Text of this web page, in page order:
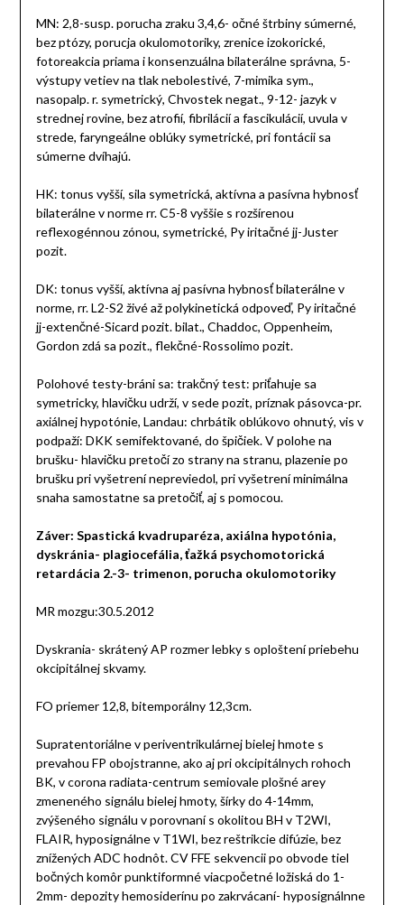
MN: 2,8-susp. porucha zraku 3,4,6- očné štrbiny súmerné,
bez ptózy, porucja okulomotoriky, zrenice izokorické,
fotoreakcia priama i konsenzuálna bilaterálne správna, 5-
výstupy vetiev na tlak nebolestivé, 7-mimika sym.,
nasopalp. r. symetrický, Chvostek negat., 9-12- jazyk v
strednej rovine, bez atrofií, fibrilácií a fascikulácií, uvula v
strede, faryngeálne oblúky symetrické, pri fontácii sa
súmerne dvíhajú.
HK: tonus vyšší, sila symetrická, aktívna a pasívna hybnosť
bilaterálne v norme rr. C5-8 vyššie s rozšírenou
reflexogénnou zónou, symetrické, Py iritačné jj-Juster
pozit.
DK: tonus vyšší, aktívna aj pasívna hybnosť bilaterálne v
norme, rr. L2-S2 živé až polykinetická odpoveď, Py iritačné
jj-extenčné-Sicard pozit. bilat., Chaddoc, Oppenheim,
Gordon zdá sa pozit., flekčné-Rossolimo pozit.
Polohové testy-bráni sa: trakčný test: priťahuje sa
symetricky, hlavičku udrží, v sede pozit, príznak pásovca-pr.
axiálnej hypotónie, Landau: chrbátik oblúkovo ohnutý, vis v
podpaží: DKK semifektované, do špičiek. V polohe na
brušku- hlavičku pretočí zo strany na stranu, plazenie po
brušku pri vyšetrení nepreviedol, pri vyšetrení minimálna
snaha samostatne sa pretočiť, aj s pomocou.
Záver: Spastická kvadruparéza, axiálna hypotónia,
dyskránia- plagiocefália, ťažká psychomotorická
retardácia 2.-3- trimenon, porucha okulomotoriky
MR mozgu:30.5.2012
Dyskrania- skrátený AP rozmer lebky s oploštení priebehu
okcipitálnej skvamy.
FO priemer 12,8, bitemporálny 12,3cm.
Supratentoriálne v periventrikulárnej bielej hmote s
prevahou FP obojstranne, ako aj pri okcipitálnych rohoch
BK, v corona radiata-centrum semiovale plošné arey
zmeneného signálu bielej hmoty, šírky do 4-14mm,
zvýšeného signálu v porovnaní s okolitou BH v T2WI,
FLAIR, hyposignálne v T1WI, bez reštrikcie difúzie, bez
znížených ADC hodnôt. CV FFE sekvencii po obvode tiel
bočných komôr punktiformné viacpočetné ložiská do 1-
2mm- depozity hemosiderínu po zakrvácaní- hyposignálnne